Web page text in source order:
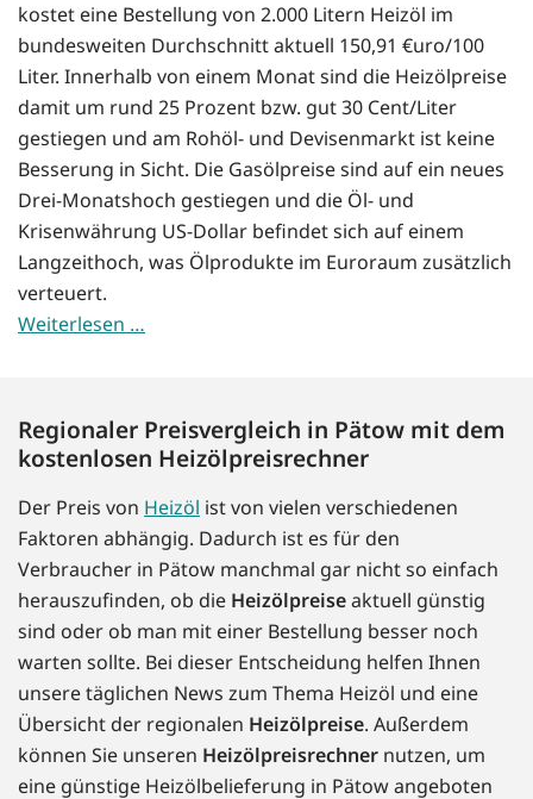
kostet eine Bestellung von 2.000 Litern Heizöl im
bundesweiten Durchschnitt aktuell 150,91 €uro/100
Liter. Innerhalb von einem Monat sind die Heizölpreise
damit um rund 25 Prozent bzw. gut 30 Cent/Liter
gestiegen und am Rohöl- und Devisenmarkt ist keine
Besserung in Sicht. Die Gasölpreise sind auf ein neues
Drei-Monatshoch gestiegen und die Öl- und
Krisenwährung US-Dollar befindet sich auf einem
Langzeithoch, was Ölprodukte im Euroraum zusätzlich
verteuert.
Weiterlesen …
Regionaler Preisvergleich in Pätow mit dem
kostenlosen Heizölpreisrechner
Der Preis von Heizöl ist von vielen verschiedenen
Faktoren abhängig. Dadurch ist es für den
Verbraucher in Pätow manchmal gar nicht so einfach
herauszufinden, ob die Heizölpreiseaktuell günstig
sind oder ob man mit einer Bestellung besser noch
warten sollte. Bei dieser Entscheidung helfen Ihnen
unsere täglichen News zum Thema Heizöl und eine
Übersicht der regionalen Heizölpreise. Außerdem
können Sie unseren Heizölpreisrechner nutzen, um
eine günstige Heizölbelieferung in Pätow angeboten